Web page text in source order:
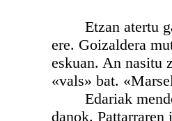
Etzan atertu
ere. Goizaldera
eskuan. An nasitu
«vals» bat.
Edariak
danok.